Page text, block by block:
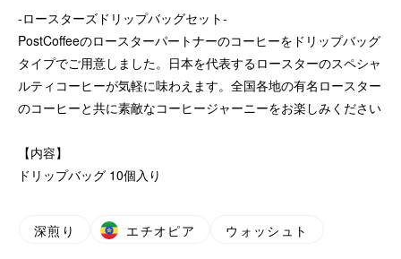
-ロースターズドリップバッグセット-
PostCoffeeのロースターパートナーのコーヒーをドリップバッグ
タイプでご用意しました。日本を代表するロースターのスペシャ
ルティコーヒーが気軽に味わえます。全国各地の有名ロースター
のコーヒーと共に素敵なコーヒージャーニーをお楽しみください
【内容】
ドリップバッグ 10個入り
深煎り エチオピア ウォッシュト